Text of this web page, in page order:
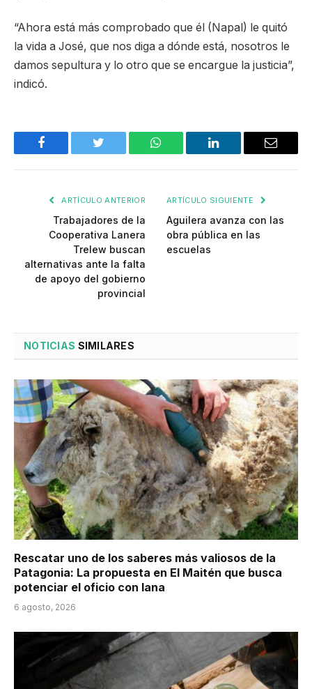
“Ahora está más comprobado que él (Napal) le quitó
la vida a José, que nos diga a dónde está, nosotros le
damos sepultura y lo otro que se encargue la justicia”,
indicó.
Facebook Twitter WhatsApp LinkedIn Email
ARTÍCULO ANTERIOR
Trabajadores de la
Cooperativa Lanera
Trelew buscan
alternativas ante la falta
de apoyo del gobierno
provincial
ARTÍCULO SIGUIENTE
Aguilera avanza con las
obra pública en las
escuelas
NOTICIAS SIMILARES
Rescatar uno de los saberes más valiosos de la
Patagonia: La propuesta en El Maitén que busca
potenciar el oficio con lana
6 agosto, 2026